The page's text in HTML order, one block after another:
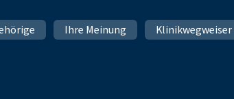
Ihre Meinung Klinikwegweiser